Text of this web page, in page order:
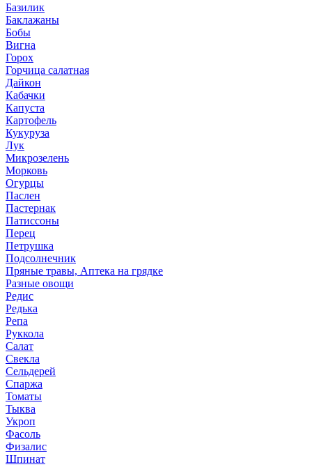
Базилик
Баклажаны
Бобы
Вигна
Горох
Горчица салатная
Дайкон
Кабачки
Капуста
Картофель
Кукуруза
Лук
Микрозелень
Морковь
Огурцы
Паслен
Пастернак
Патиссоны
Перец
Петрушка
Подсолнечник
Пряные травы, Аптека на грядке
Разные овощи
Редис
Редька
Репа
Руккола
Салат
Свекла
Сельдерей
Спаржа
Томаты
Тыква
Укроп
Фасоль
Физалис
Шпинат